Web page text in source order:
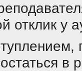
отклик у
в